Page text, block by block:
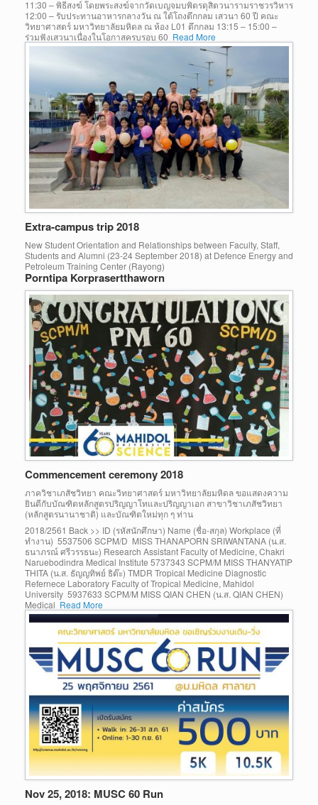
11:30 – พิธีสงฆ์ โดยพระสงฆ์จากวัดเบญจมบพิตรดุสิตวนารามราชวรวิหาร
12:00 – รับประทานอาหารกลางวัน ณ ใต้โถงตึกกลม เสวนา 60 ปี คณะ
วิทยาศาสตร์ มหาวิทยาลัยมหิดล ณ ห้อง L01 ตึกกลม 13:15 – 15:00 –
ร่วมฟังเสวนาเนื่องในโอกาสครบรอบ 60 Read More
Extra-campus trip 2018
New Student Orientation and Relationships between Faculty, Staff,
Students and Alumni (23-24 September 2018) at Defence Energy and
Petroleum Training Center (Rayong)
Porntipa Korprasertthaworn
Commencement ceremony 2018
ภาควิชาเภสัชวิทยา คณะวิทยาศาสตร์ มหาวิทยาลัยมหิดล ขอแสดงความ
ยินดีกับบัณฑิตหลักสูตรปริญญาโทและปริญญาเอก สาขาวิชาเภสัชวิทยา
(หลักสูตรนานาชาติ) และบัณฑิตใหม่ทุก ๆ ท่าน
2018/2561 Back >> ID (รหัสนักศึกษา) Name (ชื่อ-สกุล) Workplace (ที่
ทำงาน) 5537506 SCPM/D MISS THANAPORN SRIWANTANA (น.ส.
ธนาภรณ์ ศรีวรรธนะ) Research Assistant Faculty of Medicine, Chakri
Naruebodindra Medical Institute 5737343 SCPM/M MISS THANYATIP
THITA (น.ส. ธัญญทิพย์ ธิต๊ะ) TMDR Tropical Medicine Diagnostic
Refernece Laboratory Faculty of Tropical Medicine, Mahidol
University 5937633 SCPM/M MISS QIAN CHEN (น.ส. QIAN CHEN)
Medical Read More
Nov 25, 2018: MUSC 60 Run